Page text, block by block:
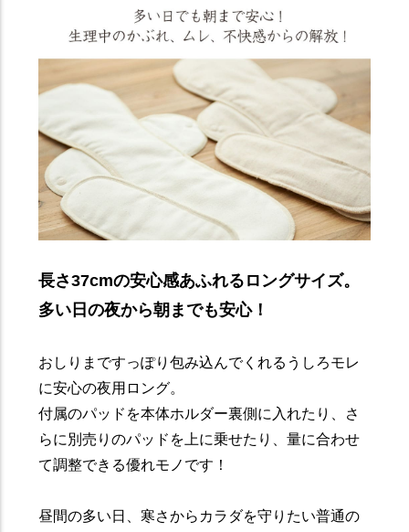
長さ37cmの安心感あふれるロングサイズ。
多い日の夜から朝までも安心！
おしりまですっぽり包み込んでくれるうしろモレ
に安心の夜用ロング。
付属のパッドを本体ホルダー裏側に入れたり、さ
らに別売りのパッドを上に乗せたり、量に合わせ
て調整できる優れモノです！
昼間の多い日、寒さからカラダを守りたい普通の